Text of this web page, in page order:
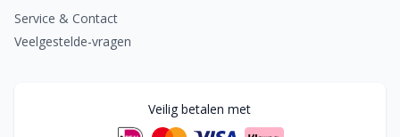
Service & Contact
Veelgestelde-vragen
Veilig betalen met